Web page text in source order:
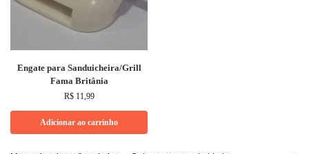
Engate para Sanduicheira/Grill
Fama Britânia
R$11,99
Adicionar ao carrinho